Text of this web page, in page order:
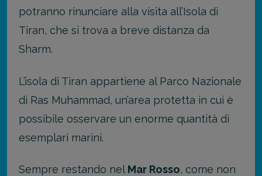
potranno rinunciare alla visita all’Isola di
Tiran, che si trova a breve distanza da
Sharm.
L’isola di Tiran appartiene al Parco Nazionale
di Ras Muhammad, un’area protetta in cui è
possibile osservare un enorme quantità di
esemplari marini.
Sempre restando nel Mar Rosso, come non